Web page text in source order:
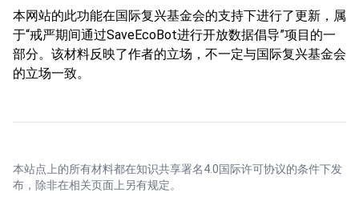
本网站的此功能在国际复兴基金会的支持下进行了更新，属
于“戒严期间通过SaveEcoBot进行开放数据倡导”项目的一
部分。该材料反映了作者的立场，不一定与国际复兴基金会
的立场一致。
本站点上的所有材料都在知识共享署名4.0国际许可协议的条件下发
布，除非在相关页面上另有规定。